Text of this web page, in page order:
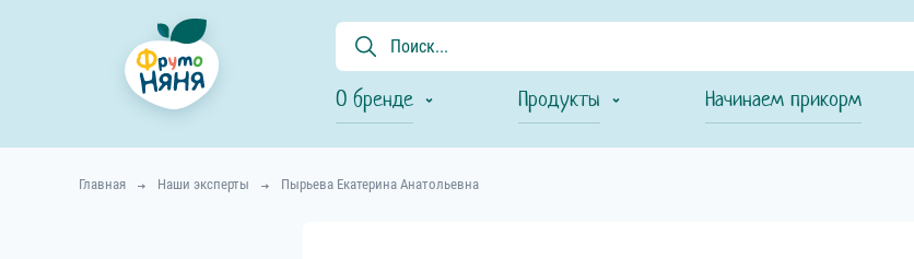
О бренде Продукты Начинаем прикорм
Главная Наши эксперты Пырьева Екатерина Анатольевна